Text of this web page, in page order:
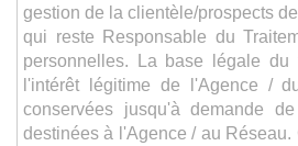
gestion de la clientèle/prospects
qui reste Responsable du
personnelles. La base légale du
l'intérêt légitime de l'Agence /
conservées jusqu'à demande
destinées à l'Agence / au Réseau.